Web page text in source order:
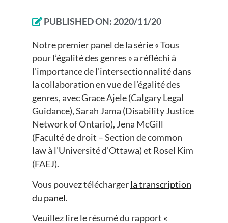
PUBLISHED ON:2020/11/20
Notre premier panel de la série « Tous
pour l’égalité des genres » a réfléchi à
l’importance de l’intersectionnalité dans
la collaboration en vue de l’égalité des
genres, avec Grace Ajele (Calgary Legal
Guidance), Sarah Jama (Disability Justice
Network of Ontario), Jena McGill
(Faculté de droit – Section de common
law à l’Université d’Ottawa) et Rosel Kim
(FAEJ).
Vous pouvez téléchargerla transcription
du panel.
Veuillez lire le résumé du rapport «